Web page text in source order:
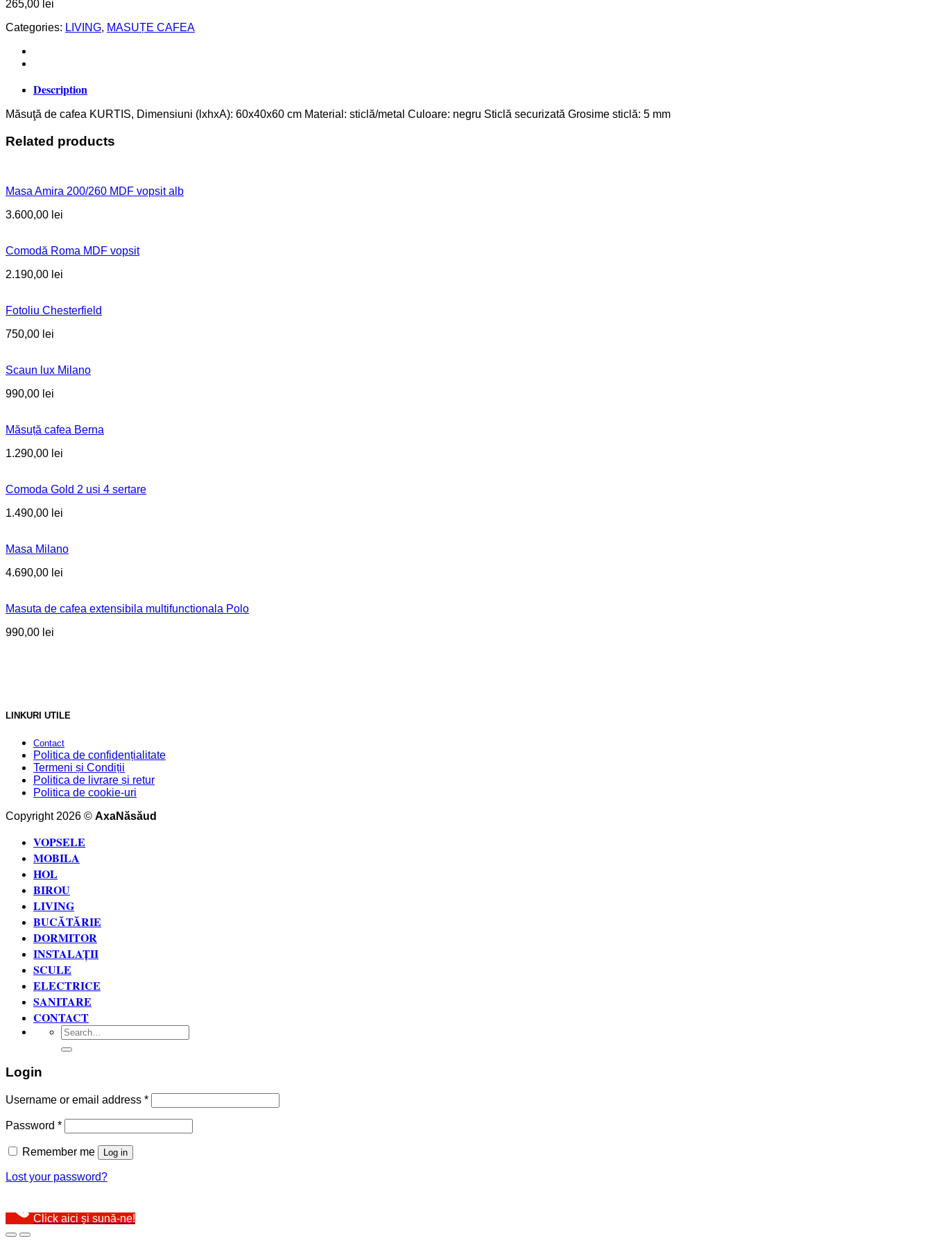
265,00 lei
Categories: LIVING, MASUȚE CAFEA
Description
Măsuţă de cafea KURTIS, Dimensiuni (lxhxA): 60x40x60 cm Material: sticlă/metal Culoare: negru Sticlă securizată Grosime sticlă: 5 mm
Related products
Masa Amira 200/260 MDF vopsit alb
3.600,00 lei
Comodă Roma MDF vopsit
2.190,00 lei
Fotoliu Chesterfield
750,00 lei
Scaun lux Milano
990,00 lei
Măsuță cafea Berna
1.290,00 lei
Comoda Gold 2 uși 4 sertare
1.490,00 lei
Masa Milano
4.690,00 lei
Masuta de cafea extensibila multifunctionala Polo
990,00 lei
LINKURI UTILE
Contact
Politica de confidențialitate
Termeni și Condiții
Politica de livrare și retur
Politica de cookie-uri
Copyright 2026 © AxaNăsăud
VOPSELE
MOBILA
HOL
BIROU
LIVING
BUCĂTĂRIE
DORMITOR
INSTALAȚII
SCULE
ELECTRICE
SANITARE
CONTACT
Search
for:
Login
Username or email address *
Password *
Remember me Log in
Lost your password?
Click aici și sună-ne!